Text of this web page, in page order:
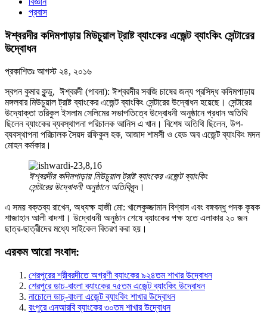
প্রবাস
ঈশ্বরদীর কদিমপাড়ায় মিউচুয়াল ট্রাষ্ট ব্যাংকের এজেন্ট ব্যাংকিং সেন্টারের
উদ্বোধন
প্রকাশিতঃ আগস্ট ২৪, ২০১৬
স্বপন কুমার কুন্ডু, ঈশ্বরদী (পাবনা): ঈশ্বরদীর সবজি চাষের জন্য প্রসিদ্ধ কদিমপাড়ায়
মঙ্গলবার মিউচুয়াল ট্রাষ্ট ব্যাংকের এজেন্ট ব্যাংকিং সেন্টারের উদ্বোধন হয়েছে। সেন্টারের
উদ্যোক্তা তরিকুল ইসলাম সেলিমের সভাপতিত্বে উদ্বোধনী অনুষ্ঠানে প্রধান অতিথি
ছিলেন ব্যাংকের ব্যবস্থাপনা পরিচালক আনিস এ খান। বিশেষ অতিথি ছিলেন, উপ-
ব্যবস্থাপনা পরিচালক সৈয়দ রফিকুল হক, আজাদ শামসী ও হেড অব এজেন্ট ব্যাংকিং মদন
মোহন কর্মকার।
ঈশ্বরদীর কদিমপাড়ায় মিউচুয়াল ট্রাষ্ট ব্যাংকের এজেন্ট ব্যাংকিং
সেন্টারের উদ্বোধনী অনুষ্ঠানে অতিথিবৃন্দ।
এ সময় বক্তব্য রাখেন, অধ্যক্ষ হাজী মো: খালেকুজ্জামান বিশ্বাস এবং বঙ্গবন্ধু পদক কৃষক
শাজাহান আলী বাদশা। উদ্বোধনী অনুষ্ঠান শেষে ব্যাংকের পক্ষ হতে এলাকার ২০ জন
ছাত্র-ছাত্রীদের মধ্যে সাইকেল বিতরণ করা হয়।
এরকম আরো সংবাদ:
শেরপুরের শ্রীবরদীতে অগ্রণী ব্যাংকের ৯২৪তম শাখার উদ্বোধন
শেরপুরে ডাচ-বাংলা ব্যাংকের ৭৫তম এজেন্ট ব্যাংকিং উদ্বোধন
নাচোলে ডাচ্-বাংলা এজেন্ট ব্যাংকিং শাখার উদ্বোধন
রংপুরে এনআরবি ব্যাংকের ৩০তম শাখার উদ্বোধন